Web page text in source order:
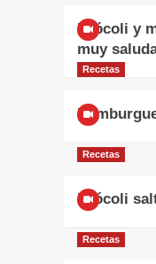
Brócoli y
muy
Recetas
Recetas
Brócoli
Recetas